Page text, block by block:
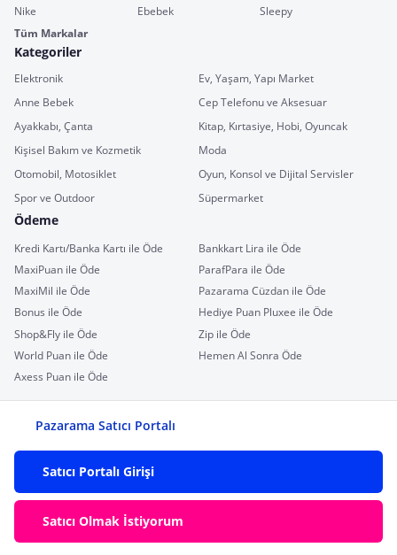
Nike
Ebebek
Sleepy
Tüm Markalar
Kategoriler
Elektronik
Ev, Yaşam, Yapı Market
Anne Bebek
Cep Telefonu ve Aksesuar
Ayakkabı, Çanta
Kitap, Kırtasiye, Hobi, Oyuncak
Kişisel Bakım ve Kozmetik
Moda
Otomobil, Motosiklet
Oyun, Konsol ve Dijital Servisler
Spor ve Outdoor
Süpermarket
Ödeme
Kredi Kartı/Banka Kartı ile Öde
Bankkart Lira ile Öde
MaxiPuan ile Öde
ParafPara ile Öde
MaxiMil ile Öde
Pazarama Cüzdan ile Öde
Bonus ile Öde
Hediye Puan Pluxee ile Öde
Shop&Fly ile Öde
Zip ile Öde
World Puan ile Öde
Hemen Al Sonra Öde
Axess Puan ile Öde
Pazarama Satıcı Portalı
Satıcı Portalı Girişi
Satıcı Olmak İstiyorum